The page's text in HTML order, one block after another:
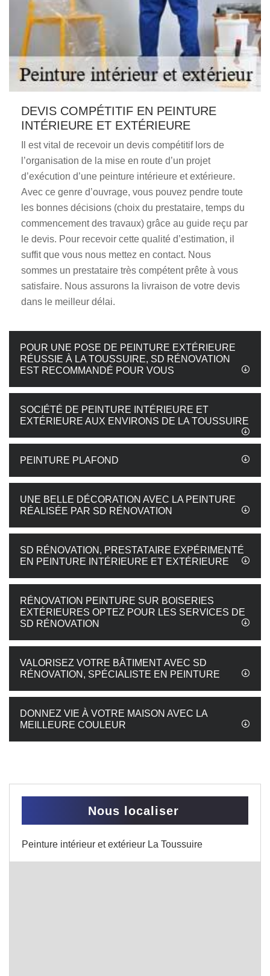
DEVIS COMPÉTITIF EN PEINTURE
INTÉRIEURE ET EXTÉRIEURE
Il est vital de recevoir un devis compétitif lors de
l’organisation de la mise en route d’un projet
d’exécution d’une peinture intérieure et extérieure.
Avec ce genre d’ouvrage, vous pouvez pendre toute
les bonnes décisions (choix du prestataire, temps du
commencement des travaux) grâce au guide reçu par
le devis. Pour recevoir cette qualité d’estimation, il
suffit que vous nous mettez en contact. Nous
sommes un prestataire très compétent prête à vous
satisfaire. Nous assurons la livraison de votre devis
dans le meilleur délai.
POUR UNE POSE DE PEINTURE EXTÉRIEURE
RÉUSSIE À LA TOUSSUIRE, SD RÉNOVATION
EST RECOMMANDÉ POUR VOUS
SOCIÉTÉ DE PEINTURE INTÉRIEURE ET
EXTÉRIEURE AUX ENVIRONS DE LA TOUSSUIRE
PEINTURE PLAFOND
UNE BELLE DÉCORATION AVEC LA PEINTURE
RÉALISÉE PAR SD RÉNOVATION
SD RÉNOVATION, PRESTATAIRE EXPÉRIMENTÉ
EN PEINTURE INTÉRIEURE ET EXTÉRIEURE
RÉNOVATION PEINTURE SUR BOISERIES
EXTÉRIEURES OPTEZ POUR LES SERVICES DE
SD RÉNOVATION
VALORISEZ VOTRE BÂTIMENT AVEC SD
RÉNOVATION, SPÉCIALISTE EN PEINTURE
DONNEZ VIE À VOTRE MAISON AVEC LA
MEILLEURE COULEUR
Nous localiser
Peinture intérieur et extérieur La Toussuire